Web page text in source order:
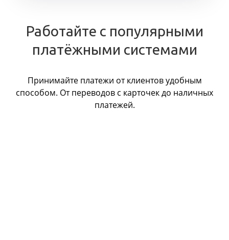
Работайте с популярными
платёжными системами
Принимайте платежи от клиентов удобным
способом. От переводов с карточек до наличных
платежей.